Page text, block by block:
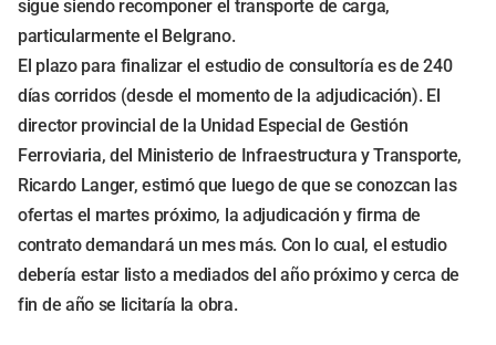
sigue siendo recomponer el transporte de carga,
particularmente el Belgrano.
El plazo para finalizar el estudio de consultoría es de 240
días corridos (desde el momento de la adjudicación). El
director provincial de la Unidad Especial de Gestión
Ferroviaria, del Ministerio de Infraestructura y Transporte,
Ricardo Langer, estimó que luego de que se conozcan las
ofertas el martes próximo, la adjudicación y firma de
contrato demandará un mes más. Con lo cual, el estudio
debería estar listo a mediados del año próximo y cerca de
fin de año se licitaría la obra.